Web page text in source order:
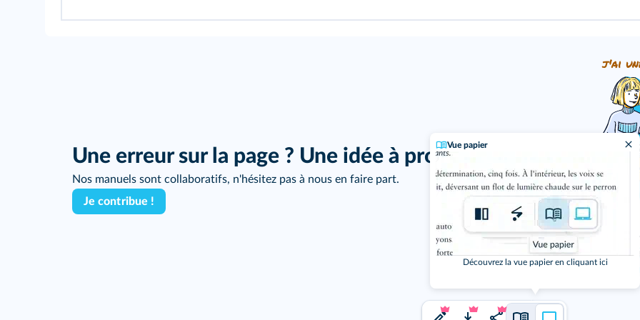
Vue papier
Découvrez la vue papier en cliquant ici
Une erreur sur la page ? Une idée à proposer ?
Nos manuels sont collaboratifs, n'hésitez pas à nous en faire part.
Je contribue !
j'ai